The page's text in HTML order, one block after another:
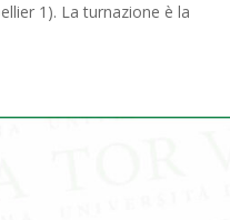
1). La turnazione è la